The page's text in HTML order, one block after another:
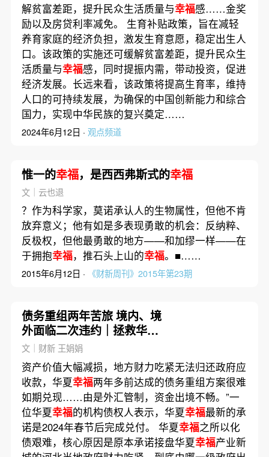
解贫富差距，提升民众生活质量与幸福感……金奖
励以及房贷利率减免。 生育补贴政策，旨在减轻
养育家庭的经济负担，激发生育意愿，稳定出生人
口。该政策的实施还可缓解贫富差距，提升民众生
活质量与幸福感，同时提振内需，带动投资，促进
经济发展。长远来看，该政策将提高生育率，维持
人口的可持续发展，为确保的中国创新能力和综合
国力，实现中华民族的复兴奠定……
2024年6月12日 · 观点频道
惟一的幸福，是西西弗斯式的幸福
文｜云也退
？作为科学家，莫诺承认人的生物属性，但他不肯
放弃意义；他有如是多表现勇敢的机会：反纳粹、
反极权，但他最勇敢的地方——和加缪一样——在
于拥抱幸福，推石头上山的幸福。■……
2015年6月12日 · 《财新周刊》2015年第23期
债务重组两年苦旅 境内、境
外面临二次违约｜拯救华夏
幸福之十二
文｜财新 王娟娟
资产价值大幅减损，地方财力吃紧无法归还政府应
收款，华夏幸福两年多前达成的债务重组方案很难
如期兑现……由是外汇管制，资金出境不畅。”一
位华夏幸福的机构债权人表示，华夏幸福最新的承
诺是2024年春节后完成兑付。 华夏幸福之所以化
债艰难，核心原因是原本承诺接盘华夏幸福产业新